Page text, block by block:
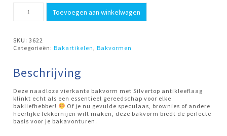
vierkant
Toevoegen aan winkelwagen
SKU:3622
Categorieën:Bakartikelen ,Bakvormen
Beschrijving
Deze naadloze vierkante bakvorm met Silvertop antikleeflaag
klinkt echt als een essentieel gereedschap voor elke
bakliefhebber!
Of je nu gevulde speculaas, brownies of andere
heerlijke lekkernijen wilt maken, deze bakvorm biedt de perfecte
basis voor je bakavonturen.